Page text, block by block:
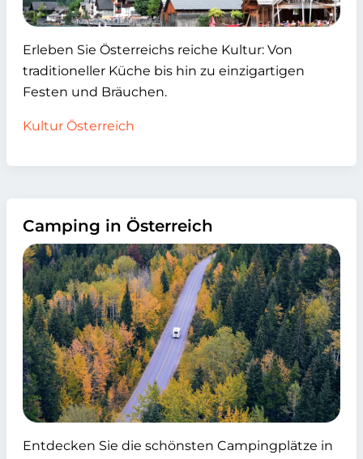
Erleben Sie Österreichs reiche Kultur: Von
traditioneller Küche bis hin zu einzigartigen
Festen und Bräuchen.
Kultur Österreich
Camping in Österreich
Entdecken Sie die schönsten Campingplätze in